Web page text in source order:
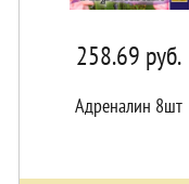
258.69 руб.
Адреналин 8шт